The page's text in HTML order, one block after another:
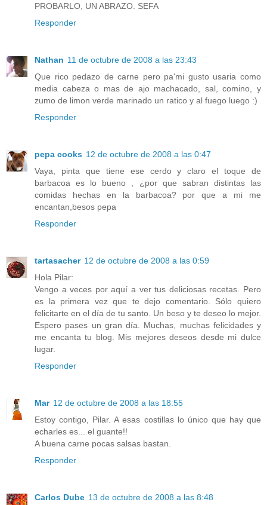
PROBARLO, UN ABRAZO. SEFA
Responder
Nathan 11 de octubre de 2008 a las 23:43
Que rico pedazo de carne pero pa'mi gusto usaria como
media cabeza o mas de ajo machacado, sal, comino, y
zumo de limon verde marinado un ratico y al fuego luego :)
Responder
pepa cooks 12 de octubre de 2008 a las 0:47
Vaya, pinta que tiene ese cerdo y claro el toque de
barbacoa es lo bueno , ¿por que sabran distintas las
comidas hechas en la barbacoa? por que a mi me
encantan,besos pepa
Responder
tartasacher 12 de octubre de 2008 a las 0:59
Hola Pilar:
Vengo a veces por aquí a ver tus deliciosas recetas. Pero
es la primera vez que te dejo comentario. Sólo quiero
felicitarte en el día de tu santo. Un beso y te deseo lo mejor.
Espero pases un gran día. Muchas, muchas felicidades y
me encanta tu blog. Mis mejores deseos desde mi dulce
lugar.
Responder
Mar 12 de octubre de 2008 a las 18:55
Estoy contigo, Pilar. A esas costillas lo único que hay que
echarles es... el guante!!
A buena carne pocas salsas bastan.
Responder
Carlos Dube 13 de octubre de 2008 a las 8:48